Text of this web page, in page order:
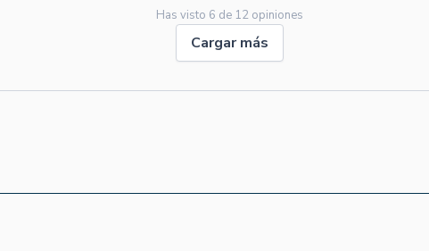
Has visto 6 de 12opiniones
Cargar más